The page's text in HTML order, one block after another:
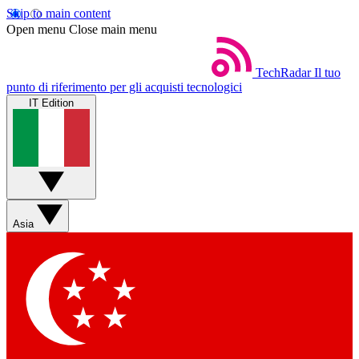
Skip to main content
Open menu Close main menu
TechRadar Il tuo
punto di riferimento per gli acquisti tecnologici
IT Edition
Asia